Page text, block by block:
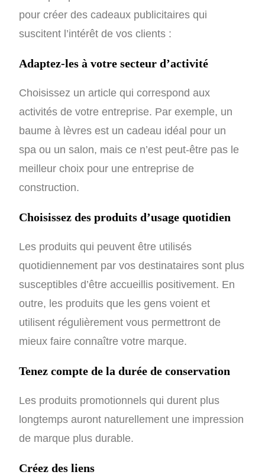
pour créer des cadeaux publicitaires qui
suscitent l’intérêt de vos clients :
Adaptez-les à votre secteur d’activité
Choisissez un article qui correspond aux
activités de votre entreprise. Par exemple, un
baume à lèvres est un cadeau idéal pour un
spa ou un salon, mais ce n’est peut-être pas le
meilleur choix pour une entreprise de
construction.
Choisissez des produits d’usage quotidien
Les produits qui peuvent être utilisés
quotidiennement par vos destinataires sont plus
susceptibles d’être accueillis positivement. En
outre, les produits que les gens voient et
utilisent régulièrement vous permettront de
mieux faire connaître votre marque.
Tenez compte de la durée de conservation
Les produits promotionnels qui durent plus
longtemps auront naturellement une impression
de marque plus durable.
Créez des liens